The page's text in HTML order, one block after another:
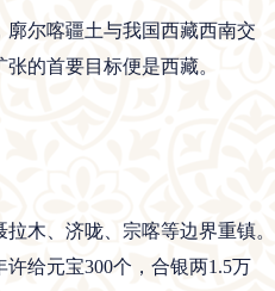
尔喀疆土与我国西藏西南交
的首要目标便是西藏。
木、济咙、宗喀等边界重镇。
给元宝300个，合银两1.5万